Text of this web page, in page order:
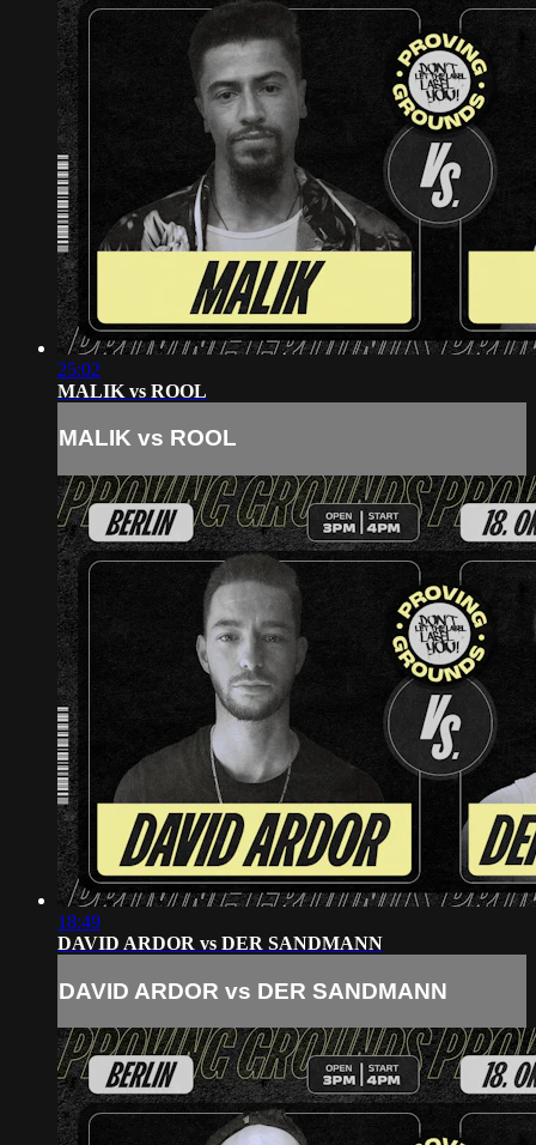
25:02
MALIK vs ROOL
MALIK vs ROOL
18:49
DAVID ARDOR vs DER SANDMANN
DAVID ARDOR vs DER SANDMANN